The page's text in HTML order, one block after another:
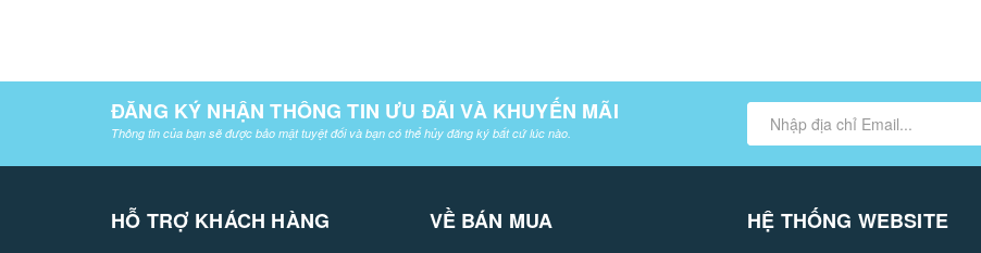
ĐĂNG KÝ NHẬN THÔNG TIN ƯU ĐÃI VÀ KHUYẾN MÃI
Thông tin của bạn sẽ được bảo mật tuyệt đối và bạn có thể hủy đăng ký bất cứ lúc nào.
HỖ TRỢ KHÁCH HÀNG VỀ BÁN MUA HỆ THỐNG WEBSITE